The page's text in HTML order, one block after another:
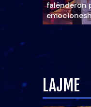
falënderon
LAJME